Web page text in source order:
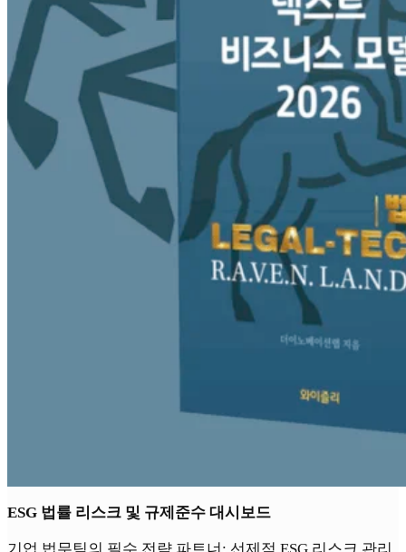
ESG 법률 리스크 및 규제준수 대시보드